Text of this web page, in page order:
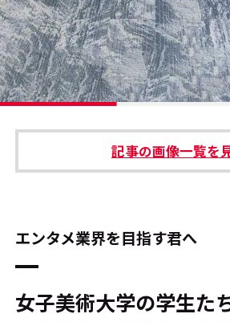
#リクルート
運営会社 プライバシ
本サイトご利用にあたって
記事の画像一覧を
エンタメ業界を目指す君へ
女子美術大学の学生た